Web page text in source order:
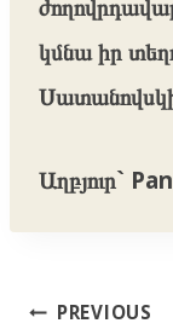
կմնա իր
Աղբյուր`
Post
PREVIOUS